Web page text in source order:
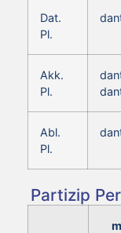
Dat.
Pl.
Akk.
Pl.
Abl.
Pl.
Partizip